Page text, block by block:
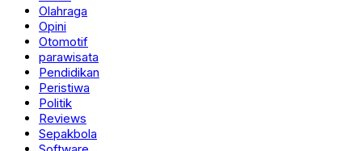
Olahraga
Opini
Otomotif
parawisata
Pendidikan
Peristiwa
Politik
Reviews
Sepakbola